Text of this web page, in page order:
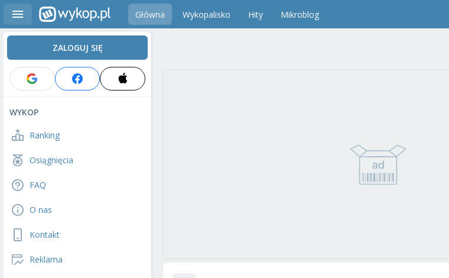
Główna Wykopalisko Hity Mikroblog
ZALOGUJ SIĘ
WYKOP
Ranking
Osiągnięcia
FAQ
O nas
Kontakt
Reklama